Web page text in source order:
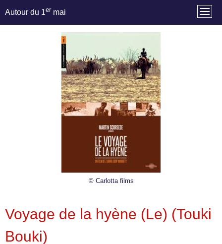
Autour du 1er mai
© Carlotta films
Voyage de la hyène (Le) (Touki
Bouki)